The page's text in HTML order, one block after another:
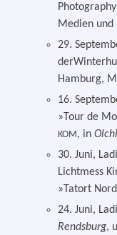
Medien und
29.
Hamburg,
16.
»Tour de
KOM, in
30. Juni,
Lichtmess
»Tatort
24. Juni,
Rendsburg,